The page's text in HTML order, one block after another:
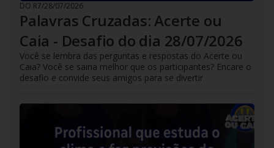
DO R7/28/07/2026
Palavras Cruzadas: Acerte ou
Caia - Desafio do dia 28/07/2026
Você se lembra das perguntas e respostas do Acerte ou
Caia? Você se sairia melhor que os participantes? Encare o
desafio e convide seus amigos para se divertir